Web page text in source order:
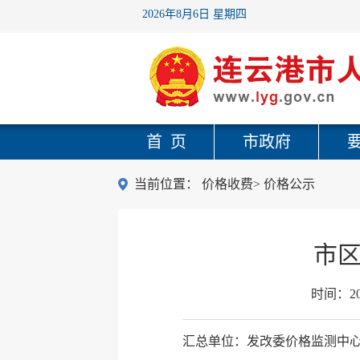
2026年8月6日 星期四
首 页 市政府
当前位置： 价格收费> 价格公示
市
时间：
汇总单位：发改委价格